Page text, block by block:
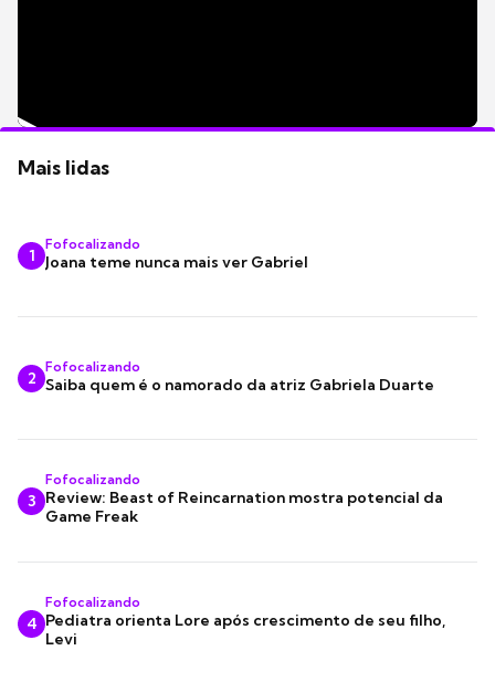
Mais lidas
1
Fofocalizando
Joana teme nunca mais ver Gabriel
2
Fofocalizando
Saiba quem é o namorado da atriz Gabriela Duarte
3
Fofocalizando
Review: Beast of Reincarnation mostra potencial da
Game Freak
4
Fofocalizando
Pediatra orienta Lore após crescimento de seu filho,
Levi